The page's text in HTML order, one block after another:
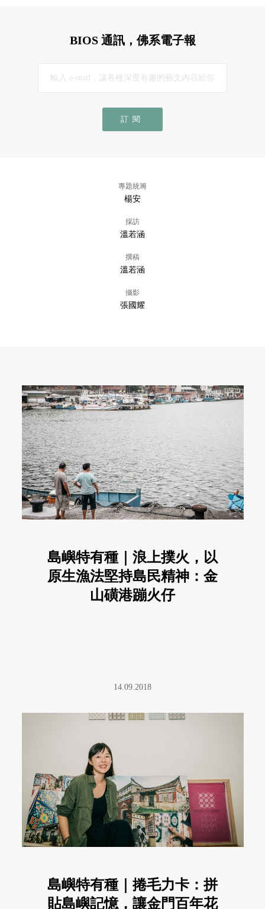
BIOS 通訊，佛系電子報
訂閱
專題統籌
楊安
採訪
溫若涵
撰稿
溫若涵
攝影
張國耀
島嶼特有種｜浪上撲火，以
原生漁法堅持島民精神：金
山磺港蹦火仔
14.09.2018
島嶼特有種｜捲毛力卡：拼
貼島嶼記憶，讓金門百年花